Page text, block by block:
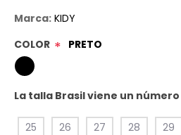
Marca: KIDY
COLOR * PRETO
La talla Brasil viene un
25 26 27 28 29